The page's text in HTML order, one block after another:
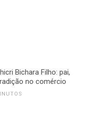
Bichara Filho: pai,
no comércio